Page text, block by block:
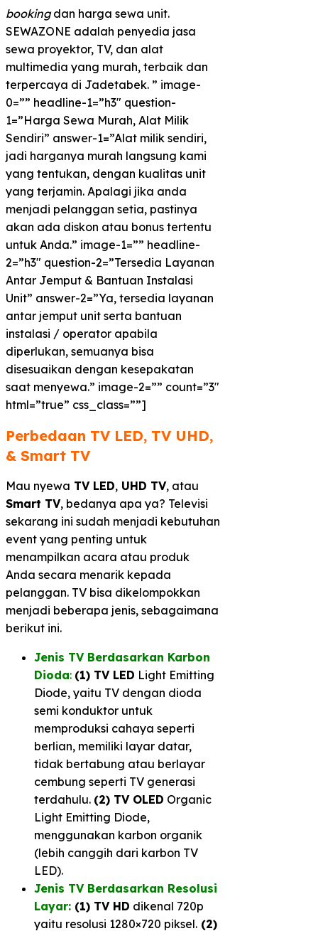
bookingdan harga sewa unit.
SEWAZONE adalah penyedia jasa
sewa proyektor, TV, dan alat
multimedia yang murah, terbaik dan
terpercaya di Jadetabek. ” image-
0=”” headline-1=”h3″ question-
1=”Harga Sewa Murah, Alat Milik
Sendiri” answer-1=”Alat milik sendiri,
jadi harganya murah langsung kami
yang tentukan, dengan kualitas unit
yang terjamin. Apalagi jika anda
menjadi pelanggan setia, pastinya
akan ada diskon atau bonus tertentu
untuk Anda.” image-1=”” headline-
2=”h3″ question-2=”Tersedia Layanan
Antar Jemput & Bantuan Instalasi
Unit” answer-2=”Ya, tersedia layanan
antar jemput unit serta bantuan
instalasi / operator apabila
diperlukan, semuanya bisa
disesuaikan dengan kesepakatan
saat menyewa.” image-2=”” count=”3″
html=”true” css_class=””]
Perbedaan TV LED, TV UHD,
& Smart TV​
Mau nyewa TV LED, UHD TV, atau
Smart TV, bedanya apa ya? Televisi
sekarang ini sudah menjadi kebutuhan
event yang penting untuk
menampilkan acara atau produk
Anda secara menarik kepada
pelanggan. TV bisa dikelompokkan
menjadi beberapa jenis, sebagaimana
berikut ini.
Jenis TV Berdasarkan Karbon
Dioda: (1) TV LED Light Emitting
Diode, yaitu TV dengan dioda
semi konduktor untuk
memproduksi cahaya seperti
berlian, memiliki layar datar,
tidak bertabung atau berlayar
cembung seperti TV generasi
terdahulu. (2) TV OLED Organic
Light Emitting Diode,
menggunakan karbon organik
(lebih canggih dari karbon TV
LED).
Jenis TV Berdasarkan Resolusi
Layar: (1) TV HD dikenal 720p
yaitu resolusi 1280×720 piksel. (2)